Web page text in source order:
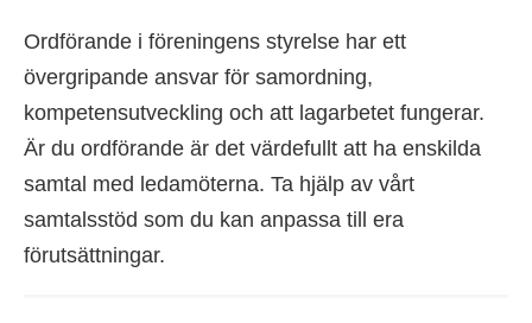
Ordförande i föreningens styrelse har ett
övergripande ansvar för samordning,
kompetensutveckling och att lagarbetet fungerar.
Är du ordförande är det värdefullt att ha enskilda
samtal med ledamöterna. Ta hjälp av vårt
samtalsstöd som du kan anpassa till era
förutsättningar.